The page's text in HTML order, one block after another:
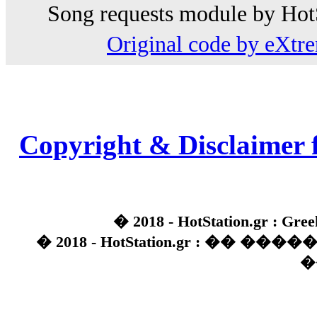
Song requests module by
Original code by
Copyright & Disclaimer
� 2018 - HotStation.gr :
� 2018 - HotStation.gr : ��